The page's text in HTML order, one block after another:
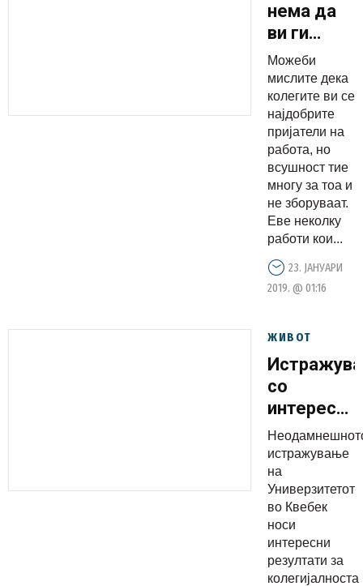
нема да
ви ги
кажат
овие
работи!
Можеби
мислите дека
колегите ви се
најдобрите
пријатели на
работа, но
всушност тие
многу за тоа и
не зборуваат.
Еве неколку
работи кои...
23. ЈАНУАРИ
2019. @ 01:16
ЖИВОТ
со
интересни
резултати:
Дознајте
со кои
колеги
најдобро
може да
истражување
на
Универзитетот
во Квебек
носи
интересни
резултати за
колегијалноста